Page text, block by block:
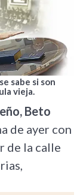
sabe si son
vieja.
Beto
de ayer con
de la calle